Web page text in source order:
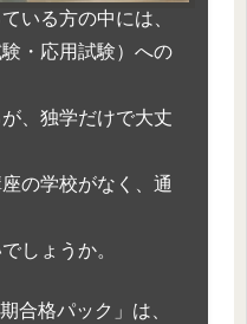
いる方の中には、
・応用試験）への
、独学だけで大丈
の学校がなく、通
しょうか。
合格パック」は、